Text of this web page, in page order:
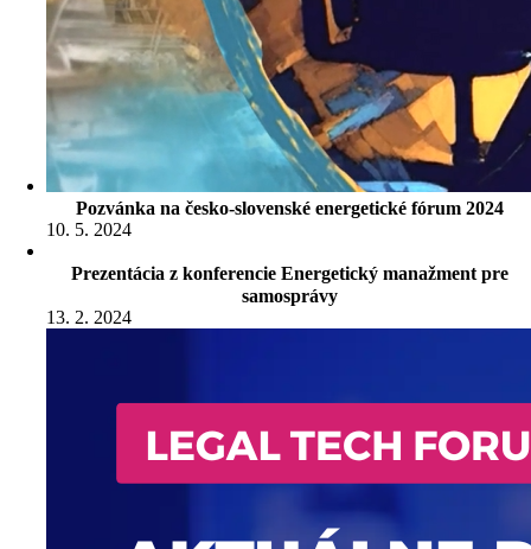
Pozvánka na česko-slovenské energetické fórum 2024
10. 5. 2024
Prezentácia z konferencie Energetický manažment pre
samosprávy
13. 2. 2024